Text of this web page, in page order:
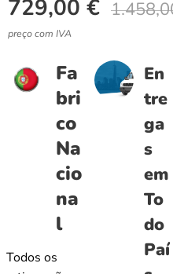
729,00 €
preço com IVA
Fa
bri
co
Na
cio
na
l
Todos os
En
tre
ga
s
em
To
do
Paí